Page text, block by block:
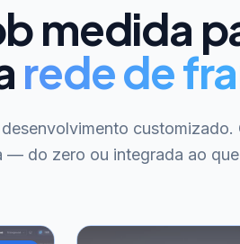
medida
rede de
customizado.
— do zero ou integrada ao